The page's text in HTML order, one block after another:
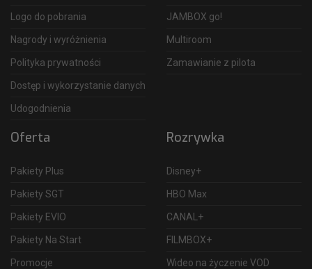
Logo do pobrania
Nagrody i wyróżnienia
Polityka prywatności
Dostęp i wykorzystanie danych
Udogodnienia
JAMBOX go!
Multiroom
Zamawianie z pilota
Oferta
Pakiety Plus
Pakiety SGT
Pakiety EVIO
Pakiety Na Start
Promocje
Rozrywka
Disney+
HBO Max
CANAL+
FILMBOX+
Wideo na życzenie VOD